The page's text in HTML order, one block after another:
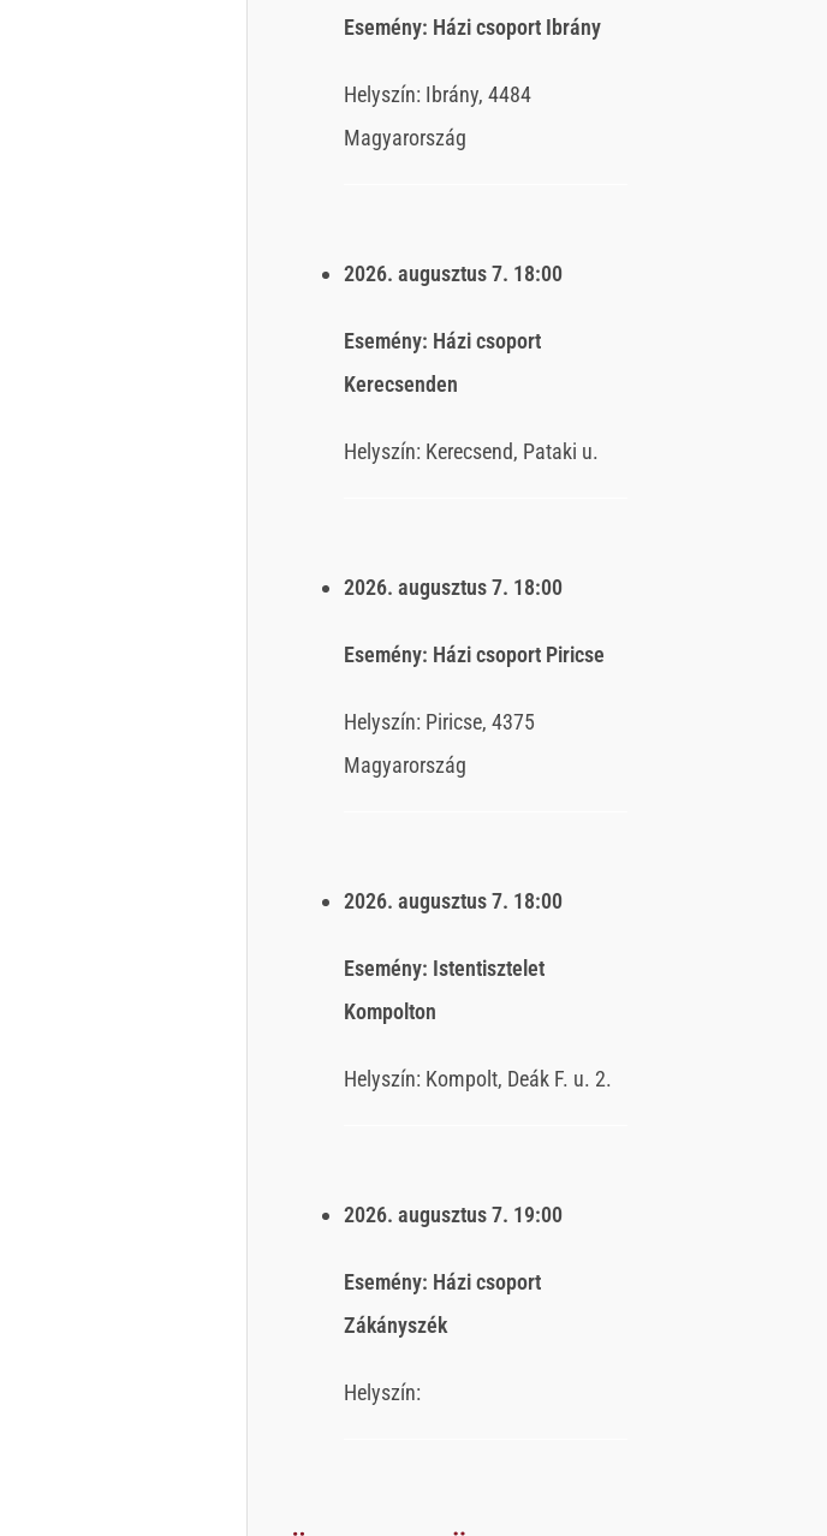
Esemény: Házi csoport Ibrány
Helyszín: Ibrány, 4484
Magyarország
2026. augusztus 7. 18:00
Esemény: Házi csoport
Kerecsenden
Helyszín: Kerecsend, Pataki u.
2026. augusztus 7. 18:00
Esemény: Házi csoport Piricse
Helyszín: Piricse, 4375
Magyarország
2026. augusztus 7. 18:00
Esemény: Istentisztelet
Kompolton
Helyszín: Kompolt, Deák F. u. 2.
2026. augusztus 7. 19:00
Esemény: Házi csoport
Zákányszék
Helyszín: